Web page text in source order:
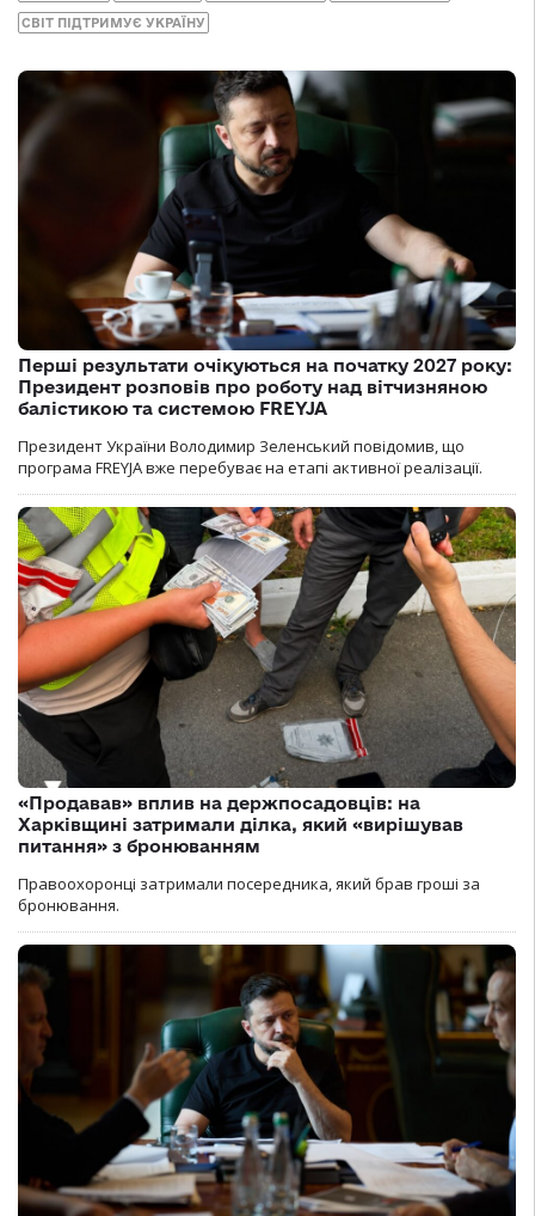
СВІТ ПІДТРИМУЄ УКРАЇНУ
Перші результати очікуються на початку 2027 року:
Президент розповів про роботу над вітчизняною
балістикою та системою FREYJA
Президент України Володимир Зеленський повідомив, що
програма FREYJA вже перебуває на етапі активної реалізації.
«Продавав» вплив на держпосадовців: на
Харківщині затримали ділка, який «вирішував
питання» з бронюванням
Правоохоронці затримали посередника, який брав гроші за
бронювання.